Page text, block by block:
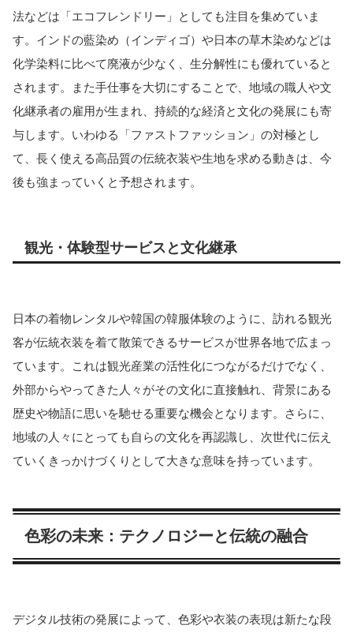
法などは「エコフレンドリー」としても注目を集めていま
す。インドの藍染め（インディゴ）や日本の草木染めなどは
化学染料に比べて廃液が少なく、生分解性にも優れていると
されます。また手仕事を大切にすることで、地域の職人や文
化継承者の雇用が生まれ、持続的な経済と文化の発展にも寄
与します。いわゆる「ファストファッション」の対極とし
て、長く使える高品質の伝統衣装や生地を求める動きは、今
後も強まっていくと予想されます。
観光・体験型サービスと文化継承
日本の着物レンタルや韓国の韓服体験のように、訪れる観光
客が伝統衣装を着て散策できるサービスが世界各地で広まっ
ています。これは観光産業の活性化につながるだけでなく、
外部からやってきた人々がその文化に直接触れ、背景にある
歴史や物語に思いを馳せる重要な機会となります。さらに、
地域の人々にとっても自らの文化を再認識し、次世代に伝え
ていくきっかけづくりとして大きな意味を持っています。
色彩の未来：テクノロジーと伝統の融合
デジタル技術の発展によって、色彩や衣装の表現は新たな段